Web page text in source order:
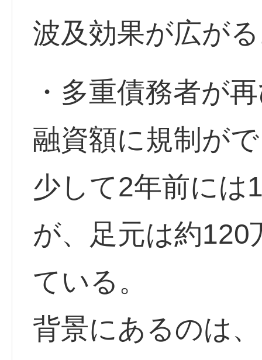
波及効果が広が
・多重債務者が
融資額に規制が
少して2年前には
が、足元は約120
ている。
背景にあるのは